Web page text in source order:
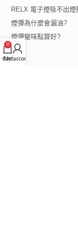
RELX 電子煙吸不出煙
煙彈為什麼會漏油?
煙彈變味點算好?
0
Cart
My account